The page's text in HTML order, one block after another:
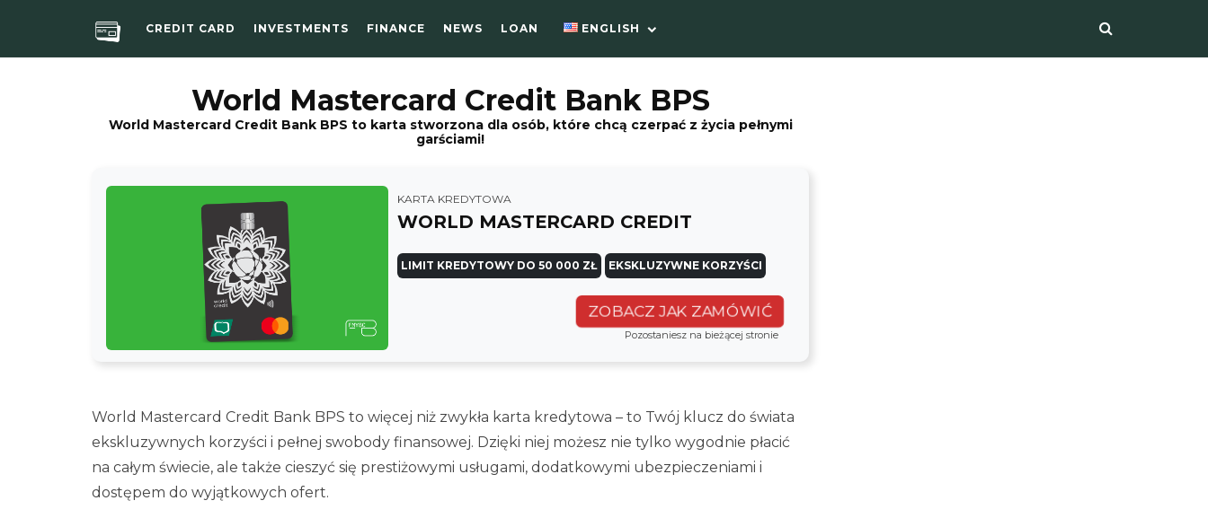
CREDIT CARD INVESTMENTS FINANCE NEWS LOAN ENGLISH
World Mastercard Credit Bank BPS
World Mastercard Credit Bank BPS to karta stworzona dla osób, które chcą czerpać z życia pełnymi
garściami!
KARTA KREDYTOWA
WORLD MASTERCARD CREDIT
LIMIT KREDYTOWY DO 50 000 ZŁ EKSKLUZYWNE KORZYŚCI
ZOBACZ JAK ZAMÓWIĆ
Pozostaniesz na bieżącej stronie
World Mastercard Credit Bank BPS to więcej niż zwykła karta kredytowa – to Twój klucz do świata
ekskluzywnych korzyści i pełnej swobody finansowej. Dzięki niej możesz nie tylko wygodnie płacić
na całym świecie, ale także cieszyć się prestiżowymi usługami, dodatkowymi ubezpieczeniami i
dostępem do wyjątkowych ofert.